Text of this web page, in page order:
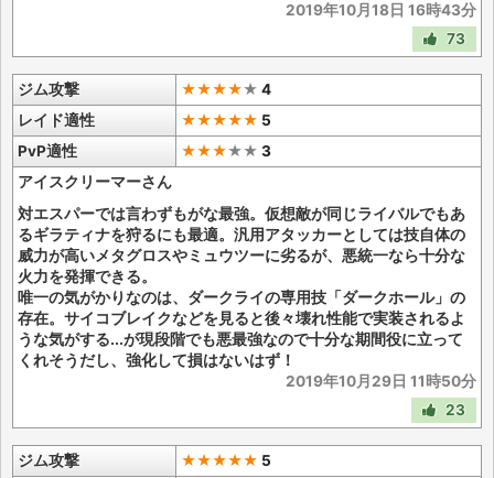
2019年10月18日 16時43分
73
ジム攻撃 ★★★★★ 4
レイド適性
★★★★★ 5
PvP適性
★★★★★ 3
アイスクリーマーさん
対エスパーでは言わずもがな最強。仮想敵が同じライバルでもあ
るギラティナを狩るにも最適。汎用アタッカーとしては技自体の
威力が高いメタグロスやミュウツーに劣るが、悪統一なら十分な
火力を発揮できる。
唯一の気がかりなのは、ダークライの専用技「ダークホール」の
存在。サイコブレイクなどを見ると後々壊れ性能で実装されるよ
うな気がする...が現段階でも悪最強なので十分な期間役に立って
くれそうだし、強化して損はないはず！
2019年10月29日 11時50分
23
ジム攻撃 ★★★★★ 5